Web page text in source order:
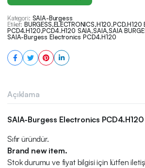
Kategori: SAIA-Burgess
Etiket: BURGESS,ELECTRONICS,H120,PCD.H120
PCD4.H120,PCD4.H120 SAIA,SAIA,SAIA
SAIA-Burgess Electronics PCD4.H120
Açıklama
SAIA-Burgess Electronics PCD4.H120
Sıfır üründür.
Brand new item.
Stok durumu ve fiyat bilgisi için lütfen